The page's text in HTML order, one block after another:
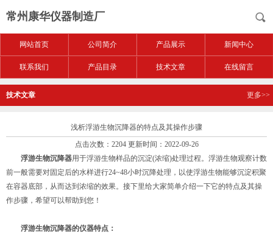
常州康华仪器制造厂
网站首页 公司简介 产品展示 新闻中心
联系我们 产品目录 技术文章 在线留言
技术文章 更多>>
浅析浮游生物沉降器的特点及其操作步骤
点击次数：2204 更新时间：2022-09-26
浮游生物沉降器用于浮游生物样品的沉淀(浓缩)处理过程。浮游生物观察计数
前一般需要对固定后的水样进行24~48小时沉降处理，以使浮游生物能够沉淀积聚
在容器底部，从而达到浓缩的效果。接下里给大家简单介绍一下它的特点及其操
作步骤，希望可以帮助到您！
浮游生物沉降器的仪器特点：